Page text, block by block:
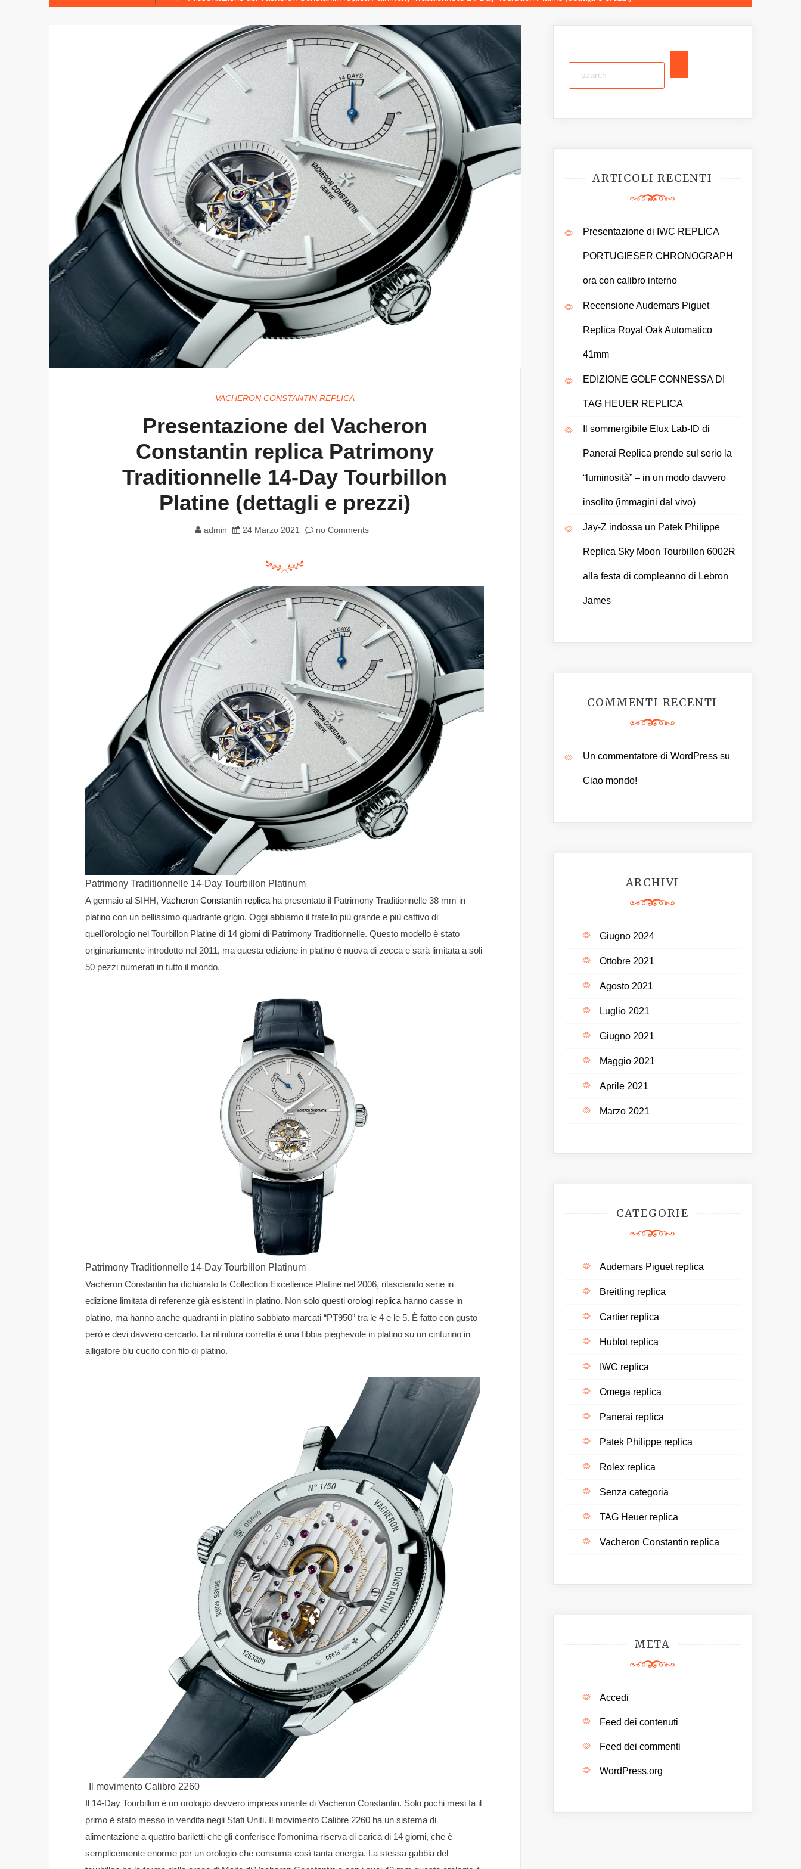
VACHERON CONSTANTIN REPLICA
Presentazione del Vacheron
Constantin replica Patrimony
Traditionnelle 14-Day Tourbillon
Platine (dettagli e prezzi)
admin 24 Marzo 2021 no Comments
Patrimony Traditionnelle 14-Day Tourbillon Platinum
A gennaio al SIHH, Vacheron Constantin replica ha presentato il Patrimony Traditionnelle 38 mm in
platino con un bellissimo quadrante grigio. Oggi abbiamo il fratello più grande e più cattivo di
quell’orologio nel Tourbillon Platine di 14 giorni di Patrimony Traditionnelle. Questo modello è stato
originariamente introdotto nel 2011, ma questa edizione in platino è nuova di zecca e sarà limitata a soli
50 pezzi numerati in tutto il mondo.
Patrimony Traditionnelle 14-Day Tourbillon Platinum
Vacheron Constantin ha dichiarato la Collection Excellence Platine nel 2006, rilasciando serie in
edizione limitata di referenze già esistenti in platino. Non solo questi orologi replica hanno casse in
platino, ma hanno anche quadranti in platino sabbiato marcati “PT950” tra le 4 e le 5. È fatto con gusto
però e devi davvero cercarlo. La rifinitura corretta è una fibbia pieghevole in platino su un cinturino in
alligatore blu cucito con filo di platino.
Il movimento Calibro 2260
Il 14-Day Tourbillon è un orologio davvero impressionante di Vacheron Constantin. Solo pochi mesi fa il
primo è stato messo in vendita negli Stati Uniti. Il movimento Calibre 2260 ha un sistema di
alimentazione a quattro bariletti che gli conferisce l’omonima riserva di carica di 14 giorni, che è
semplicemente enorme per un orologio che consuma così tanta energia. La stessa gabbia del
ARTICOLI RECENTI
Presentazione di IWC REPLICA
PORTUGIESER CHRONOGRAPH
ora con calibro interno
Recensione Audemars Piguet
Replica Royal Oak Automatico
41mm
EDIZIONE GOLF CONNESSA DI
TAG HEUER REPLICA
Il sommergibile Elux Lab-ID di
Panerai Replica prende sul serio la
“luminosità” – in un modo davvero
insolito (immagini dal vivo)
Jay-Z indossa un Patek Philippe
Replica Sky Moon Tourbillon 6002R
alla festa di compleanno di Lebron
James
COMMENTI RECENTI
Un commentatore di WordPresssu
Ciao mondo!
ARCHIVI
Giugno 2024
Ottobre 2021
Agosto 2021
Luglio 2021
Giugno 2021
Maggio 2021
Aprile 2021
Marzo 2021
CATEGORIE
Audemars Piguet replica
Breitling replica
Cartier replica
Hublot replica
IWC replica
Omega replica
Panerai replica
Patek Philippe replica
Rolex replica
Senza categoria
TAG Heuer replica
Vacheron Constantin replica
META
Accedi
Feed dei contenuti
Feed dei commenti
WordPress.org